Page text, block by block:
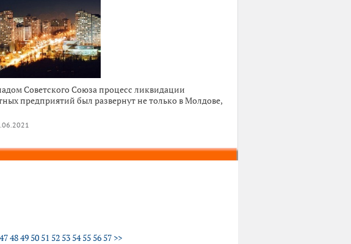
Советского Союза процесс ликвидации
предприятий был развернут не только в Молдове,
474849 50 51 52 53 54 55 56 57 >>